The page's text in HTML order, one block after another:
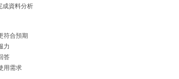
成資料分析
符合預期
力
答
用需求